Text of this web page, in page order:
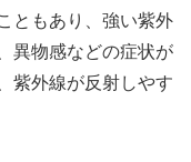
ともあり、強い紫外
異物感などの症状が
紫外線が反射しやす